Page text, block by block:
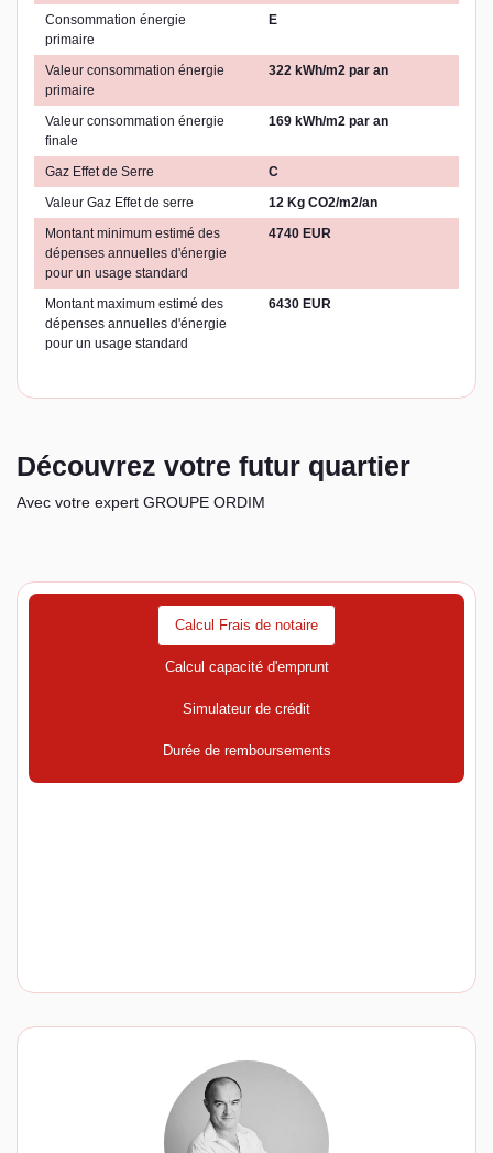
Consommation énergie
primaire
E
Valeur consommation énergie
primaire
322 kWh/m2 par an
Valeur consommation énergie
finale
169 kWh/m2 par an
Gaz Effet de Serre
C
Valeur Gaz Effet de serre
12 Kg CO2/m2/an
Montant minimum estimé des
dépenses annuelles d'énergie
pour un usage standard
4740 EUR
Montant maximum estimé des
dépenses annuelles d'énergie
pour un usage standard
6430 EUR
Découvrez votre futur quartier
Avec votre expert GROUPE ORDIM
Calcul Frais de notaire
Calcul capacité d'emprunt
Simulateur de crédit
Durée de remboursements